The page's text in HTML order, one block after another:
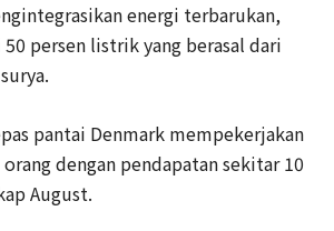
energi terbarukan,
persen listrik yang berasal dari
pantai Denmark mempekerjakan
dengan pendapatan sekitar 10
August.